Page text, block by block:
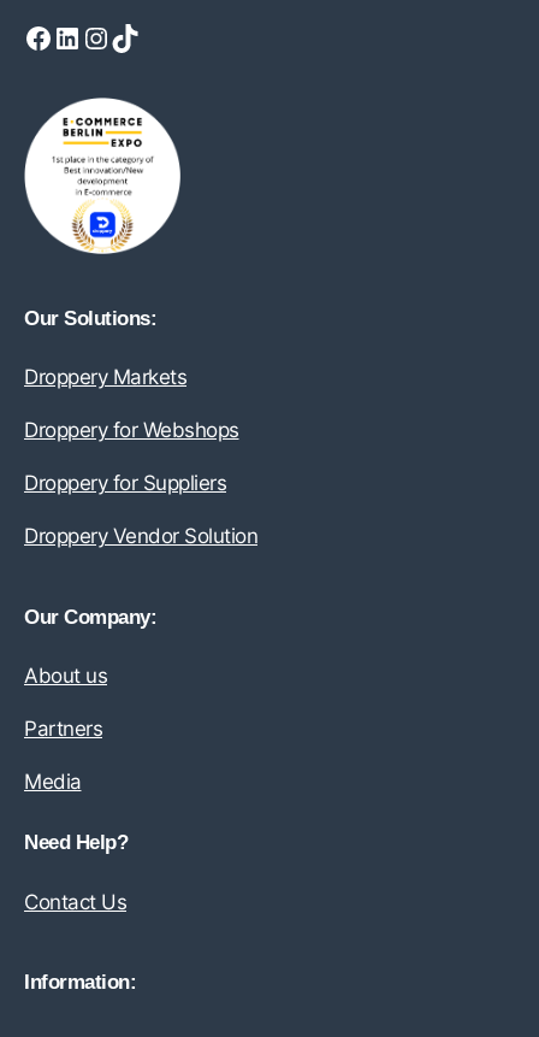
Facebook LinkedIn InstagramTikTok
Our Solutions:
Droppery Markets
Droppery for Webshops
Droppery for Suppliers
Droppery Vendor Solution
Our Company:
About us
Partners
Media
Need Help?
Contact Us
Information: